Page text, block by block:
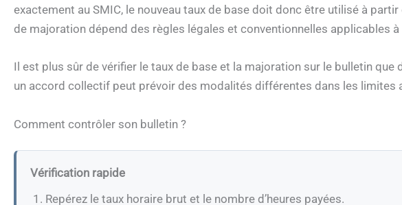
exactement au SMIC, le nouveau taux de base doit donc être utilisé à
de majoration dépend des règles légales et conventionnelles applicables à
Il est plus sûr de vérifier le taux de base et la majoration sur le bulletin que
un accord collectif peut prévoir des modalités différentes dans les limites
Comment contrôler son bulletin ?
Vérification rapide
Repérez le taux horaire brut et le nombre d’heures payées.